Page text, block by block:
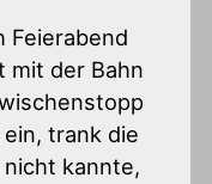
Feierabend
mit der Bahn
trank die
kannte,